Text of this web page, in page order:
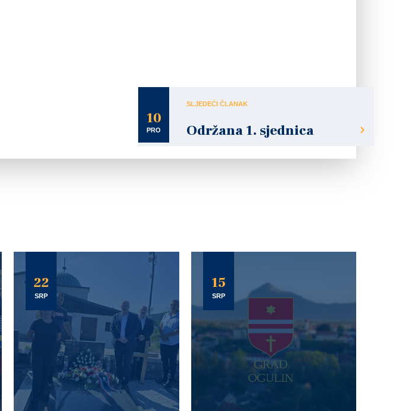
10
PRO
SLJEDEĆI ČLANAK
Održana 1. sjednica
22
SRP
15
SRP